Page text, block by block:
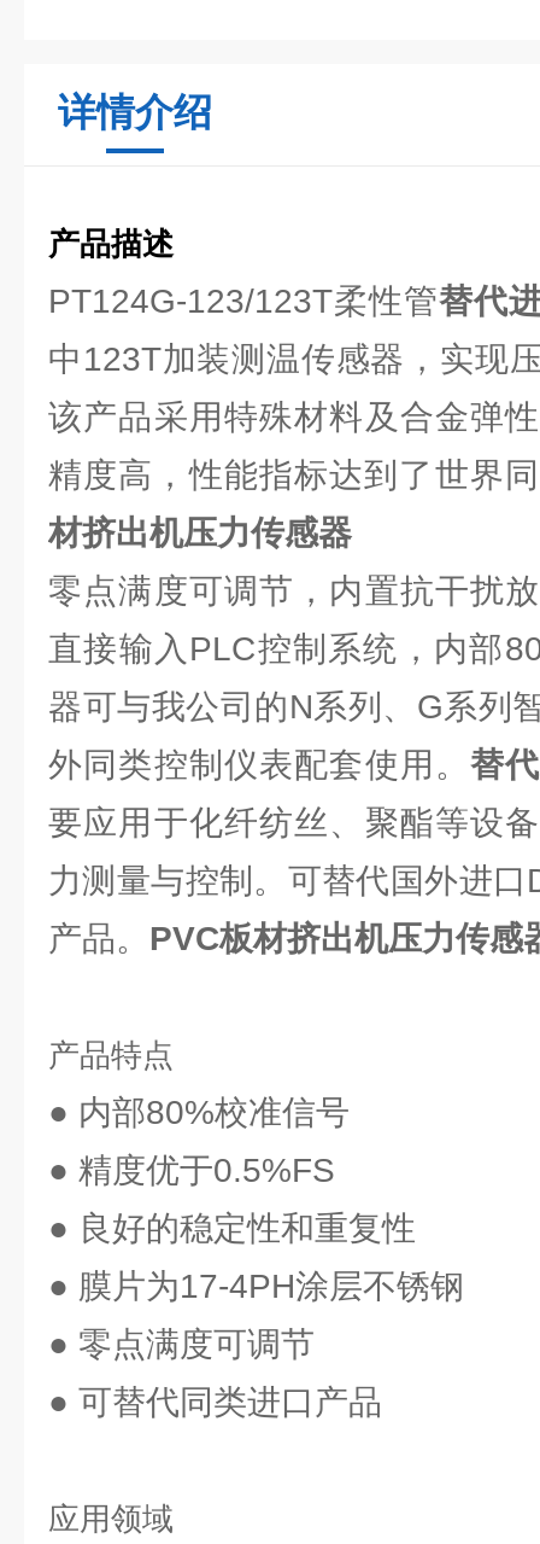
详情介绍
产品描述
PT124G-123/123T柔性管替代
中123T加装测温传感器，实现
该产品采用特殊材料及合金弹
精度高，性能指标达到了世界
材挤出机压力传感器
零点满度可调节，内置抗干扰
直接输入PLC控制系统，内部
器可与我公司的N系列、G系列
外同类控制仪表配套使用。替
要应用于化纤纺丝、聚酯等设
力测量与控制。可替代国外进
产品。 PVC板材挤出机压力传感
产品特点
● 内部80%校准信号
● 精度优于0.5%FS
● 良好的稳定性和重复性
● 膜片为17-4PH涂层不锈钢
● 零点满度可调节
● 可替代同类进口产品
应用领域